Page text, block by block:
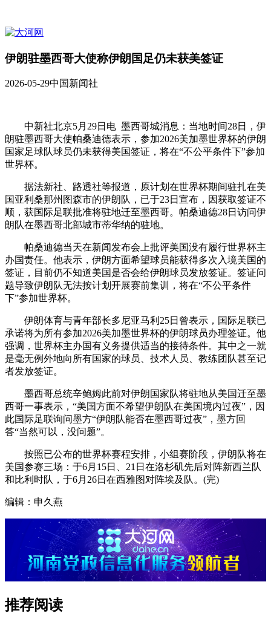
伊朗驻墨西哥大使称伊朗国足仍未获美签证
2026-05-29中国新闻社
中新社北京5月29日电 墨西哥城消息：当地时间28日，伊
朗驻墨西哥大使帕桑迪德表示，参加2026美加墨世界杯的伊朗
国家足球队球员仍未获得美国签证，将在“不公平条件下”参加
世界杯。
据法新社、路透社等报道，原计划在世界杯期间驻扎在美
国亚利桑那州图森市的伊朗队，已于23日宣布，因获取签证不
顺，获国际足联批准将驻地迁至墨西哥。帕桑迪德28日访问伊
朗队在墨西哥北部城市蒂华纳的驻地。
帕桑迪德当天在新闻发布会上批评美国没有履行世界杯主
办国责任。他表示，伊朗方面希望球员能获得多次入境美国的
签证，目前仍不知道美国是否会给伊朗球员发放签证。签证问
题导致伊朗队无法按计划开展赛前集训，将在“不公平条件
下”参加世界杯。
伊朗体育与青年部长多尼亚马利25日曾表示，国际足联已
承诺将为所有参加2026美加墨世界杯的伊朗球员办理签证。他
强调，世界杯主办国有义务提供适当的接待条件。其中之一就
是毫无例外地向所有国家的球员、技术人员、教练团队甚至记
者发放签证。
墨西哥总统辛鲍姆此前对伊朗国家队将驻地从美国迁至墨
西哥一事表示，“美国方面不希望伊朗队在美国境内过夜”，因
此国际足联询问墨方“伊朗队能否在墨西哥过夜”，墨方回
答“当然可以，没问题”。
按照已公布的世界杯赛程安排，小组赛阶段，伊朗队将在
美国参赛三场：于6月15日、21日在洛杉矶先后对阵新西兰队
和比利时队，于6月26日在西雅图对阵埃及队。(完)
编辑：申久燕
推荐阅读